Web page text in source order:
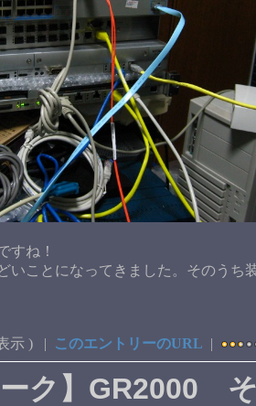
すね！
いことになってきました。そのうち
示 ) | このエントリーのURL |
ーク】GR2000